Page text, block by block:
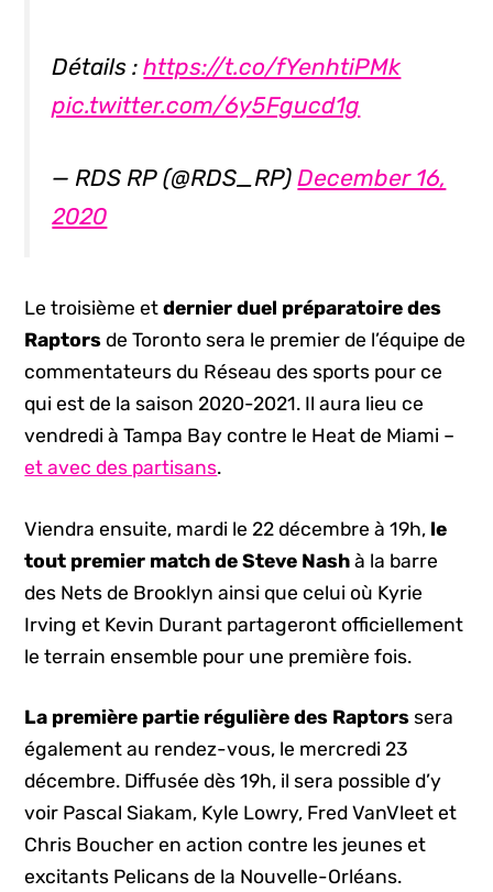
Détails :https://t.co/fYenhtiPMk
pic.twitter.com/6y5Fgucd1g
— RDS RP (@RDS_RP)December 16,
2020
Le troisième etdernier duel préparatoire des
Raptors de Toronto sera le premier de l’équipe de
commentateurs du Réseau des sports pour ce
qui est de la saison 2020-2021. Il aura lieu ce
vendredi à Tampa Bay contre le Heat de Miami –
et avec des partisans.
Viendra ensuite, mardi le 22 décembre à 19h, le
tout premier match de Steve Nash à la barre
des Nets de Brooklyn ainsi que celui où Kyrie
Irving et Kevin Durant partageront officiellement
le terrain ensemble pour une première fois.
La première partie régulière des Raptors sera
également au rendez-vous, le mercredi 23
décembre. Diffusée dès 19h, il sera possible d’y
voir Pascal Siakam, Kyle Lowry, Fred VanVleet et
Chris Boucher en action contre les jeunes et
excitants Pelicans de la Nouvelle-Orléans.